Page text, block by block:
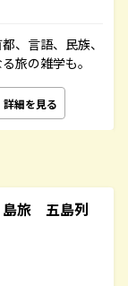
、言語、民族、
旅の雑学も。
詳細を見る
旅 五島列